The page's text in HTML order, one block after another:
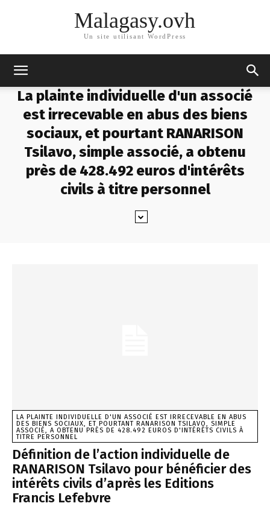
Malagasy.ovh
Un site utilisant WordPress
La plainte individuelle d'un associé
est irrecevable en abus des biens
sociaux, et pourtant RANARISON
Tsilavo, simple associé, a obtenu
près de 428.492 euros d'intérêts
civils à titre personnel
LA PLAINTE INDIVIDUELLE D'UN ASSOCIÉ EST IRRECEVABLE EN ABUS
DES BIENS SOCIAUX, ET POURTANT RANARISON TSILAVO, SIMPLE
ASSOCIÉ, A OBTENU PRÈS DE 428.492 EUROS D'INTÉRÊTS CIVILS À
TITRE PERSONNEL
Définition de l’action individuelle de
RANARISON Tsilavo pour bénéficier des
intérêts civils d’après les Editions
Francis Lefebvre